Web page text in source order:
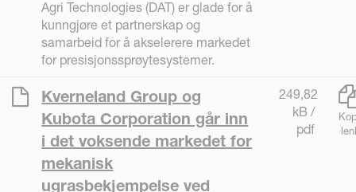
Agri Technologies (DAT) er glade for å
kunngjøre et partnerskap og
samarbeid for å akselerere markedet
for presisjonssprøytesystemer.
Kverneland Group og
Kubota Corporation går inn
i det voksende markedet for
mekanisk
ugrasbekjempelse ved
249,82
kB /
pdf